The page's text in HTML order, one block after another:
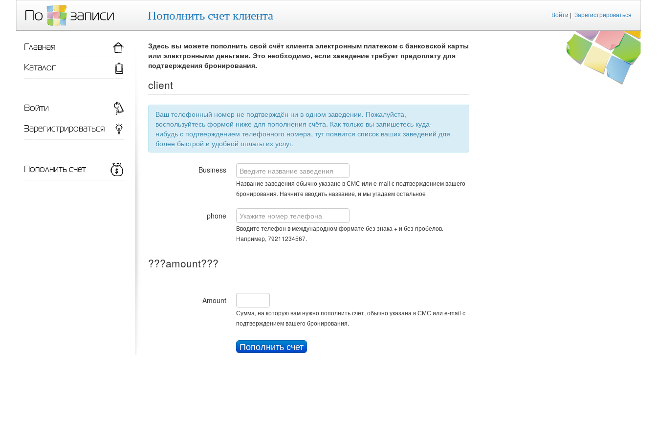
Войти | Зарегистрироваться
Пополнить счет клиента
Здесь вы можете пополнить свой счёт клиента электронным платежом с банковской карты
или электронными деньгами. Это необходимо, если заведение требует предоплату для
подтверждения бронирования.
client
Ваш телефонный номер не подтверждён ни в одном заведении. Пожалуйста,
воспользуйтесь формой ниже для пополнения счёта. Как только вы запишетесь куда-
нибудь с подтверждением телефонного номера, тут появится список ваших заведений для
более быстрой и удобной оплаты их услуг.
Business
Название заведения обычно указано в СМС или e-mail с подтверждением вашего
бронирования. Начните вводить название, и мы угадаем остальное
phone
Вводите телефон в международном формате без знака + и без пробелов.
Например, 79211234567.
???amount???
Amount
Сумма, на которую вам нужно пополнить счёт, обычно указана в СМС или e-mail с
подтверждением вашего бронирования.
Главная
Каталог
Войти
Зарегистрироваться
Пополнить счет